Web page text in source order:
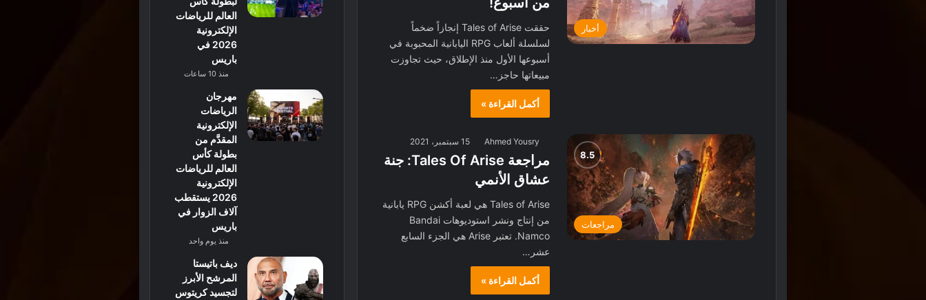
أخبار
حققت Tales of Arise إنجازاً ضخماً
لسلسلة ألعاب RPG اليابانية المحبوبة في
أسبوعها الأول منذ الإطلاق، حيث تجاوزت
مبيعاتها حاجز…
أكمل القراءة »
مراجعات
Ahmed Yousry 15 سبتمبر، 2021
مراجعة Tales Of Arise: جنة
عشاق الأنمي
Tales of Arise هي لعبة أكشن RPG يابانية
من إنتاج ونشر استوديوهات Bandai
Namco. تعتبر Arise هي الجزء السابع
عشر…
أكمل القراءة »
العالم للرياضات
الإلكترونية
2026 في
باريس
منذ 10 ساعات
مهرجان
الرياضات
الإلكترونية
المقدَّم من
بطولة كأس
العالم للرياضات
الإلكترونية
2026 يستقطب
آلاف الزوار في
باريس
منذ يوم واحد
ديف باتيستا
المرشح الأبرز
لتجسيد كريتوس